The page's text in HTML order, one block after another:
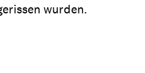
wurden.